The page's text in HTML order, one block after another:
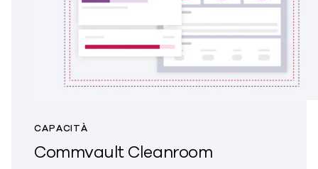
CAPACITÀ
Commvault Cleanroom